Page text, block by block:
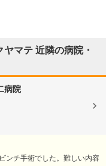
ヤマテ 近隣の病院・
病院
ンチ手術でした。難しい内容